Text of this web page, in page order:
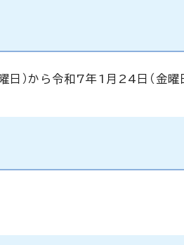
）から令和7年1月24日（金曜日